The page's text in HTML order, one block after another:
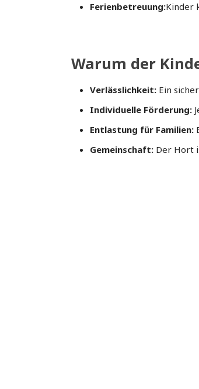
Ferienbetreuung:Kinder
Warum der
Verlässlichkeit: Ein
Individuelle Förderung:
Entlastung für Familien:
Gemeinschaft: Der Hort